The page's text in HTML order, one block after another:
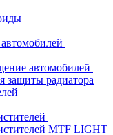
автомобилей
защиты радиатора
MTF LIGHT